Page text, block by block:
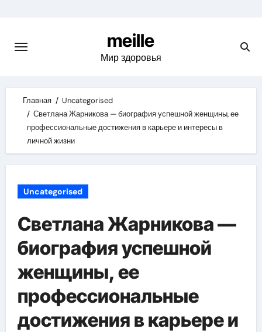
content
meille
Мир здоровья
Главная
Uncategorised
Светлана Жарникова — биография успешной женщины, ее
профессиональные достижения в карьере и интересы в
личной жизни
Uncategorised
Светлана Жарникова —
биография успешной
женщины, ее
профессиональные
достижения в карьере и